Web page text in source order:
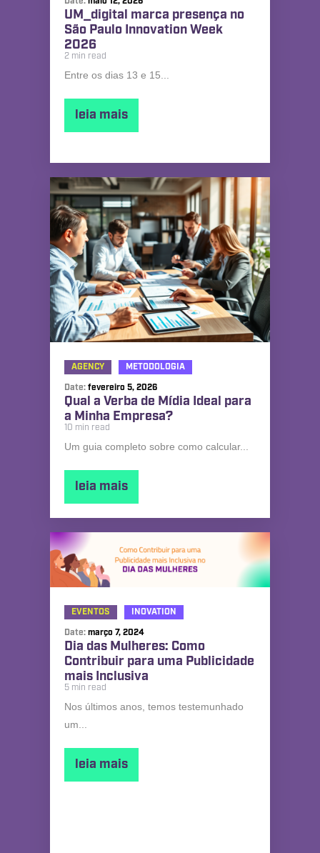
UM_digital marca presença no
São Paulo Innovation Week
2026
2 min read
Entre os dias 13 e 15...
leia mais
AGENCY
METODOLOGIA
Date: fevereiro 5, 2026
Qual a Verba de Mídia Ideal para
a Minha Empresa?
10 min read
Um guia completo sobre como calcular...
leia mais
EVENTOS
INOVATION
Date: março 7, 2024
Dia das Mulheres: Como
Contribuir para uma Publicidade
mais Inclusiva
5 min read
Nos últimos anos, temos testemunhado
um...
leia mais